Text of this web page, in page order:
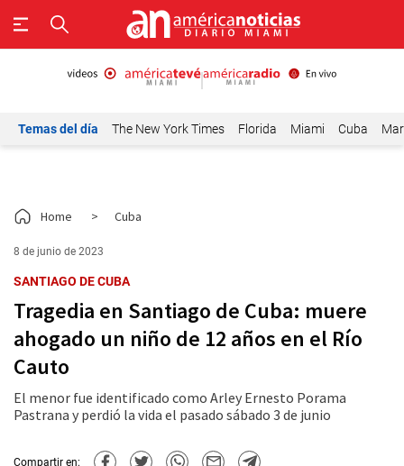
Temas del día The New York Times Florida Miami Cuba
Home > Cuba
8 de junio de 2023
SANTIAGO DE CUBA
Tragedia en Santiago de Cuba: muere
ahogado un niño de 12 años en el Río
Cauto
El menor fue identificado como Arley Ernesto Porama
Pastrana y perdió la vida el pasado sábado 3 de junio
Compartir en: